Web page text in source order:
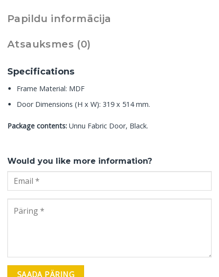
Papildu informācija
Atsauksmes (0)
Specifications
Frame Material: MDF
Door Dimensions (H x W): 319 x 514 mm.
Package contents: Unnu Fabric Door, Black.
Would you like more information?